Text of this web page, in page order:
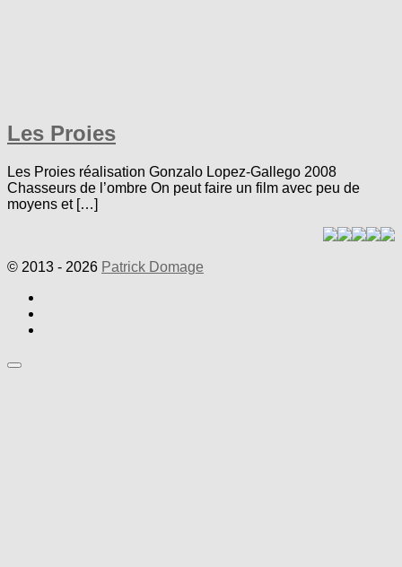
Les Proies
Les Proies réalisation Gonzalo Lopez-Gallego 2008
Chasseurs de l’ombre On peut faire un film avec peu de
moyens et […]
© 2013 - 2026 Patrick Domage